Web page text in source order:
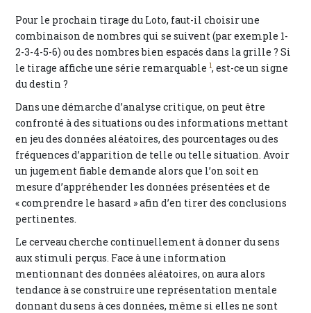
Pour le prochain tirage du Loto, faut-il choisir une
combinaison de nombres qui se suivent (par exemple 1-
2-3-4-5-6) ou des nombres bien espacés dans la grille ? Si
le tirage affiche une série remarquable 1, est-ce un signe
du destin ?
Dans une démarche d’analyse critique, on peut être
confronté à des situations ou des informations mettant
en jeu des données aléatoires, des pourcentages ou des
fréquences d’apparition de telle ou telle situation. Avoir
un jugement fiable demande alors que l’on soit en
mesure d’appréhender les données présentées et de
« comprendre le hasard » afin d’en tirer des conclusions
pertinentes.
Le cerveau cherche continuellement à donner du sens
aux stimuli perçus. Face à une information
mentionnant des données aléatoires, on aura alors
tendance à se construire une représentation mentale
donnant du sens à ces données, même si elles ne sont